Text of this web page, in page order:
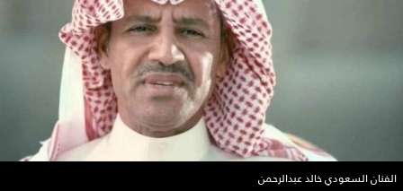
الفنان السعودي خالد عبدالرحمن